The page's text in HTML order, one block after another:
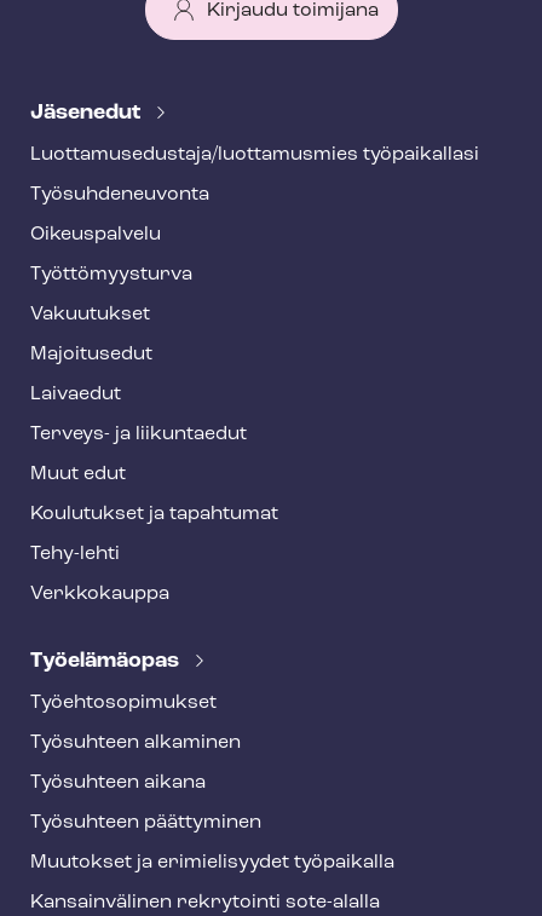
Kirjaudu toimijana
e
f
o
o
t
e
Jäsenedut
Luot­ta­muse­dus­ta­ja/luottamusmies työpaikallasi
Työ­suh­de­neu­von­ta
Oikeuspalvelu
Työt­tö­myys­tur­va
Vakuutukset
Majoitusedut
Laivaedut
Terveys- ja liikuntaedut
Muut edut
Koulutukset ja tapahtumat
Tehy-lehti
Verkkokauppa
Työelämäopas
Työ­eh­to­so­pi­muk­set
Työsuhteen alkaminen
Työsuhteen aikana
Työsuhteen päättyminen
Muutokset ja erimielisyydet työpaikalla
Kansainvälinen rekrytointi sote-alalla